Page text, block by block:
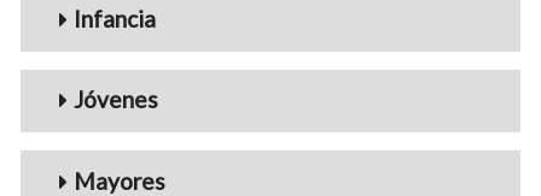
Infancia
Jóvenes
Mayores